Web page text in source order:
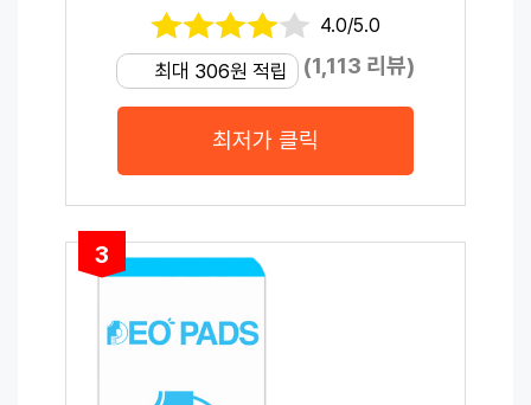
4.0/5.0
최대 306원 적립 (1,113 리뷰)
최저가 클릭
3